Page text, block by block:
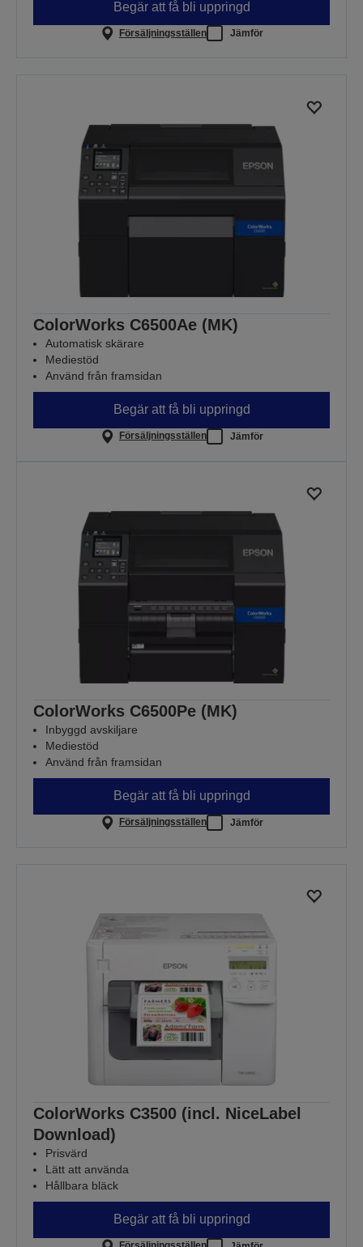
Begär att få bli uppringd
Försäljningsställen Jämför
ColorWorks C6500Ae (MK)
Automatisk skärare
Mediestöd
Använd från framsidan
Begär att få bli uppringd
Försäljningsställen Jämför
ColorWorks C6500Pe (MK)
Inbyggd avskiljare
Mediestöd
Använd från framsidan
Begär att få bli uppringd
Försäljningsställen Jämför
ColorWorks C3500 (incl. NiceLabel
Download)
Prisvärd
Lätt att använda
Hållbara bläck
Begär att få bli uppringd